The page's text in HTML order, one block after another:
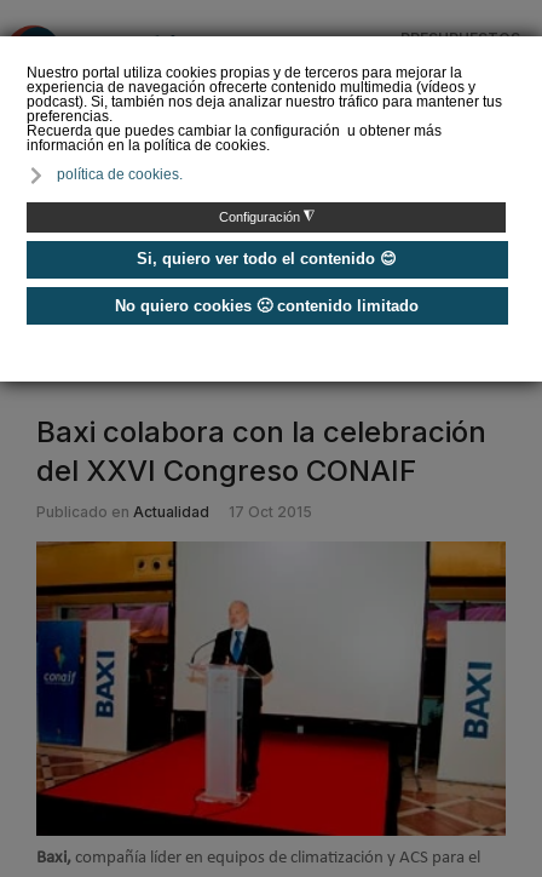
Nuestro portal utiliza cookies propias y de terceros para mejorar la
experiencia de navegación ofrecerte contenido multimedia (vídeos y
podcast). Si, también nos deja analizar nuestro tráfico para mantener tus
preferencias.
Recuerda que puedes cambiar la configuración u obtener más
información en la política de cookies.
política de cookies.
Configuración ◮
Si, quiero ver todo el contenido 😊
No quiero cookies 🙁 contenido limitado
PRESUPUESTOS
del Amperio (Episodio 3)
Etiquetas / baxi
Baxi colabora con la celebración
del XXVI Congreso CONAIF
Publicado en Actualidad 17 Oct 2015
Baxi, compañía líder en equipos de climatización y ACS para el